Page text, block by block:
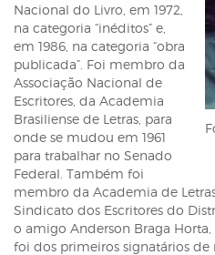
Nacional do Livro, em 1972,
na categoria “inéditos” e,
em 1986, na categoria “obra
publicada”. Foi membro da
Associação Nacional de
Escritores, da Academia
Brasiliense de Letras, para
onde se mudou em 1961
para trabalhar no Senado
Federal. Também foi
membro da Academia de
Sindicato dos Escritores do
o amigo Anderson Braga
foi dos primeiros signatários